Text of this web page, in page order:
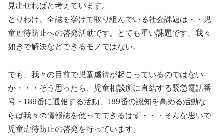
見出せればと考えています。
とりわけ、全誌を挙げて取り組んでいる社会課題は・・児
童虐待防止への啓発活動です。とても重い課題です。我々
如きで解決などできるモノではない。
でも、我々の目前で児童虐待が起こっているのではない
か・・・そう思ったら、児童相談所に直結する緊急電話番
号・189番に通報する活動、189番の認知を高める活動な
らば我々の情報誌を使ってできるはず・・・そんな思いで
児童虐待防止の啓発を行っています。